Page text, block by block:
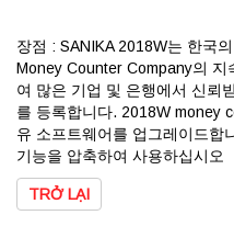
장점 : SANIKA 2018W는 한국
Money Counter Company의
여 많은 기업 및 은행에서 신뢰
를 등록합니다. 2018W money
유 소프트웨어를 업그레이드합
기능을 압축하여 사용하십시오
TRỞ LẠI